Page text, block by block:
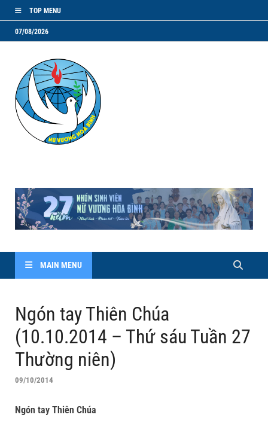
TOP MENU
07/08/2026
MAIN MENU
Ngón tay Thiên Chúa
(10.10.2014 – Thứ sáu Tuần 27
Thường niên)
09/10/2014
Ngón tay Thiên Chúa